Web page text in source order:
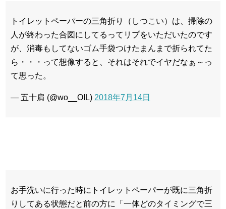
トイレットペーパーの三角折り（しつこい）は、掃除の
人が終わった合図にしてるってリプをいただいたのです
が、消毒もしてないゴム手袋つけたまんまで折られてた
ら・・・って想像すると、それはそれでイヤだなぁ～っ
て思った。
— 五十肩 (@wo__OIL) 2018年7月14日
お手洗いに行った時にトイレットペーパーが既に三角折
りしてある状態だと前の方に「一体どのタイミングで三